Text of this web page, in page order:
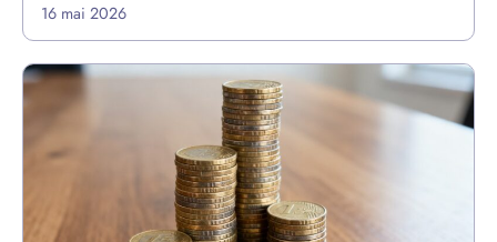
16 mai 2026